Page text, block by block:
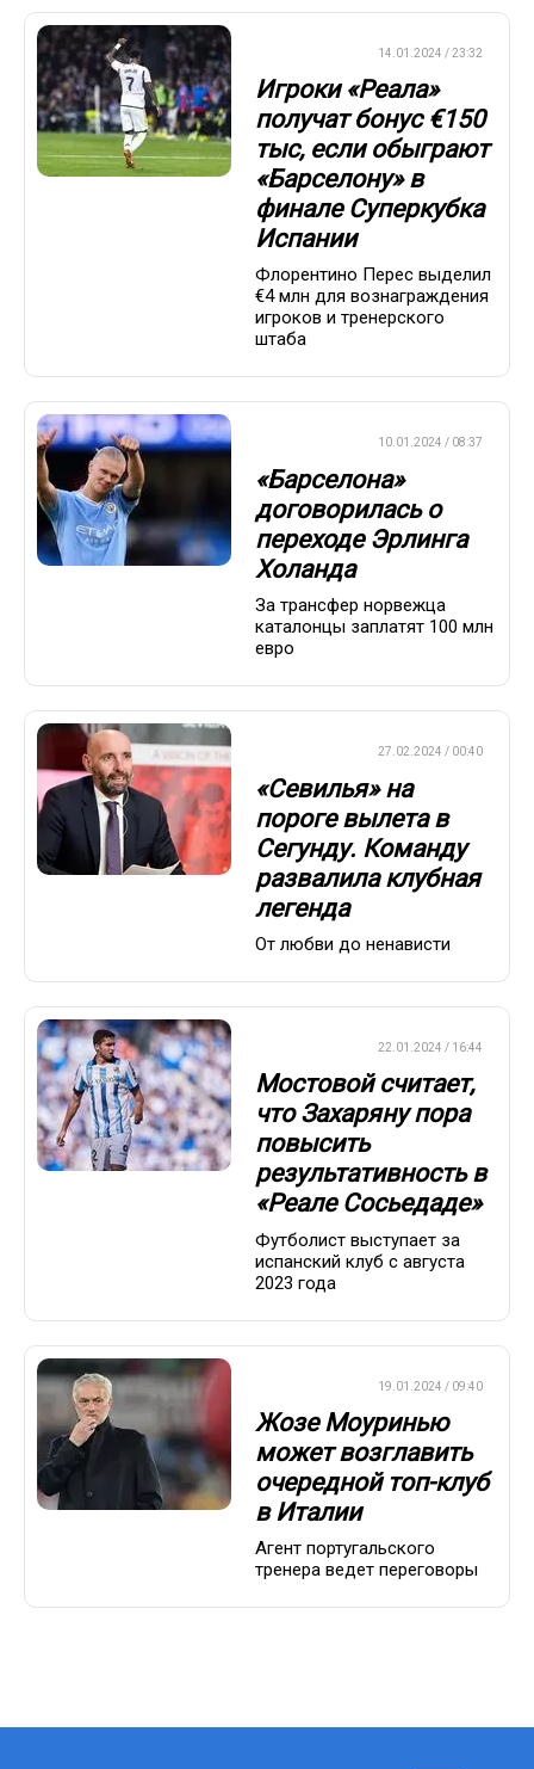
14.01.2024 / 23:32
Игроки «Реала»
получат бонус €150
тыс, если обыграют
«Барселону» в
финале Суперкубка
Испании
Флорентино Перес выделил
€4 млн для вознаграждения
игроков и тренерского
штаба
10.01.2024 / 08:37
«Барселона»
договорилась о
переходе Эрлинга
Холанда
За трансфер норвежца
каталонцы заплатят 100 млн
евро
27.02.2024 / 00:40
«Севилья» на
пороге вылета в
Сегунду. Команду
развалила клубная
легенда
От любви до ненависти
22.01.2024 / 16:44
Мостовой считает,
что Захаряну пора
повысить
результативность в
«Реале Сосьедаде»
Футболист выступает за
испанский клуб с августа
2023 года
19.01.2024 / 09:40
Жозе Моуринью
может возглавить
очередной топ-клуб
в Италии
Агент португальского
тренера ведет переговоры